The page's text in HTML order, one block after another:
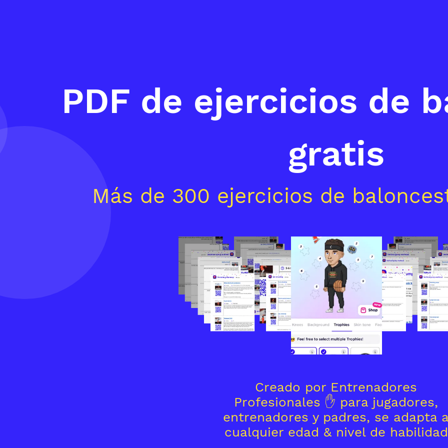
PDF de ejercicios de
gratis
Más de 300 ejercicios de
Creado por Entrenadores
Profesionales ✋ para jugadores,
entrenadores y padres, se adapta
cualquier edad & nivel de habilidad